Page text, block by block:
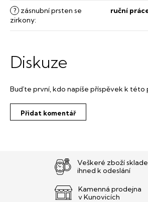
? zásnubní prsten se
zirkony:
ruční
Diskuze
Buďte první, kdo napíše příspěvek k této
Přidat komentář
Veškeré zboží
ihned k odeslání
Kamenná prodejna
v Kunovicích